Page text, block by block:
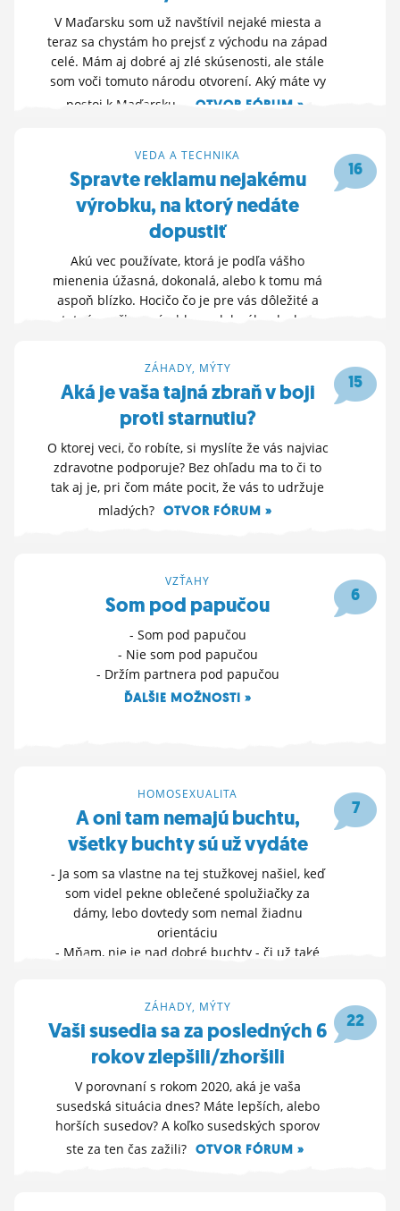
V Maďarsku som už navštívil nejaké miesta a
teraz sa chystám ho prejsť z východu na západ
celé. Mám aj dobré aj zlé skúsenosti, ale stále
som voči tomuto národu otvorení. Aký máte vy
postoj k Maďarsku...
OTVOR FÓRUM »
16
VEDA A TECHNIKA
Spravte reklamu nejakému
výrobku, na ktorý nedáte
dopustiť
Akú vec používate, ktorá je podľa vášho
mienenia úžasná, dokonalá, alebo k tomu má
aspoň blízko. Hocičo čo je pre vás dôležité a
ostatné značky a výrobky podobného druhu sa
28. 3. 2026 19:42 15
ZÁHADY, MÝTY
Aká je vaša tajná zbraň v boji
proti starnutiu?
O ktorej veci, čo robíte, si myslíte že vás najviac
zdravotne podporuje? Bez ohľadu ma to či to
tak aj je, pri čom máte pocit, že vás to udržuje
mladých? OTVOR FÓRUM »
6
VZŤAHY
Som pod papučou
- Som pod papučou
- Nie som pod papučou
- Držím partnera pod papučou
ĎALŠIE MOŽNOSTI »
7
HOMOSEXUALITA
A oni tam nemajú buchtu,
všetky buchty sú už vydáte
- Ja som sa vlastne na tej stužkovej našiel, keď
som videl pekne oblečené spolužiačky za
dámy, lebo dovtedy som nemal žiadnu
orientáciu
- Mňam, nie je nad dobré buchty - či už také
HLASUJ »
23. 3. 2026 10:45
22
ZÁHADY, MÝTY
Vaši susedia sa za posledných 6
rokov zlepšili/zhoršili
V porovnaní s rokom 2020, aká je vaša
susedská situácia dnes? Máte lepších, alebo
horších susedov? A koľko susedských sporov
ste za ten čas zažili? OTVOR FÓRUM »